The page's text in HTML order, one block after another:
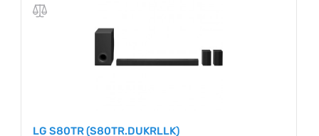
LG S80TR (S80TR.DUKRLLK)